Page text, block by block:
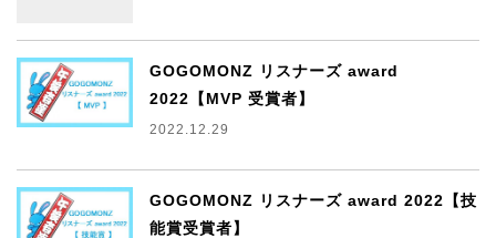
GOGOMONZ リスナーズ award
2022【MVP 受賞者】
2022.12.29
GOGOMONZ リスナーズ award 2022【技
能賞受賞者】